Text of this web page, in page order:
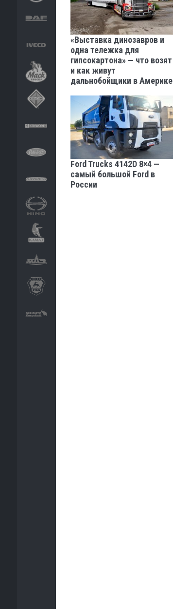
«Выставка динозавров и
одна тележка для
гипсокартона» — что возят
и как живут
дальнобойщики в Америке
Ford Trucks 4142D 8×4 —
самый большой Ford в
России